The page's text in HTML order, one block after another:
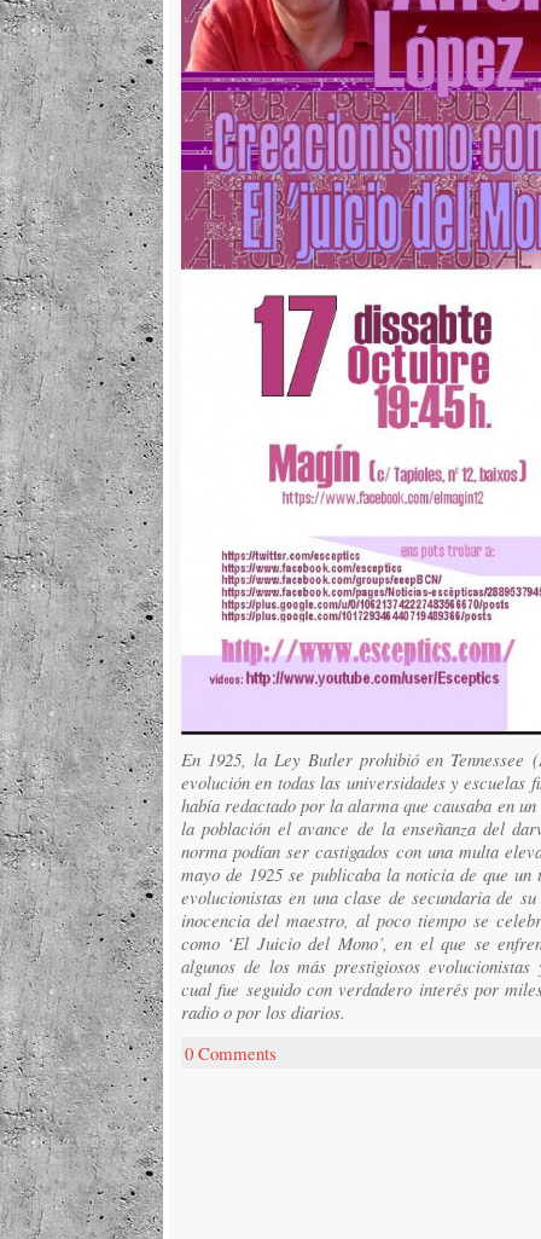
En 1925, la Ley Butler prohibió en
evolución en todas las universidades y escuelas
había redactado por la alarma que causaba en
la población el avance de la enseñanza del
norma podían ser castigados con una multa
mayo de 1925 se publicaba la noticia de que un
evolucionistas en una clase de secundaria de
inocencia del maestro, al poco tiempo se
como ‘El Juicio del Mono’, en el que se
algunos de los más prestigiosos evolucionistas
cual fue seguido con verdadero interés por
radio o por los diarios.
0 Comments